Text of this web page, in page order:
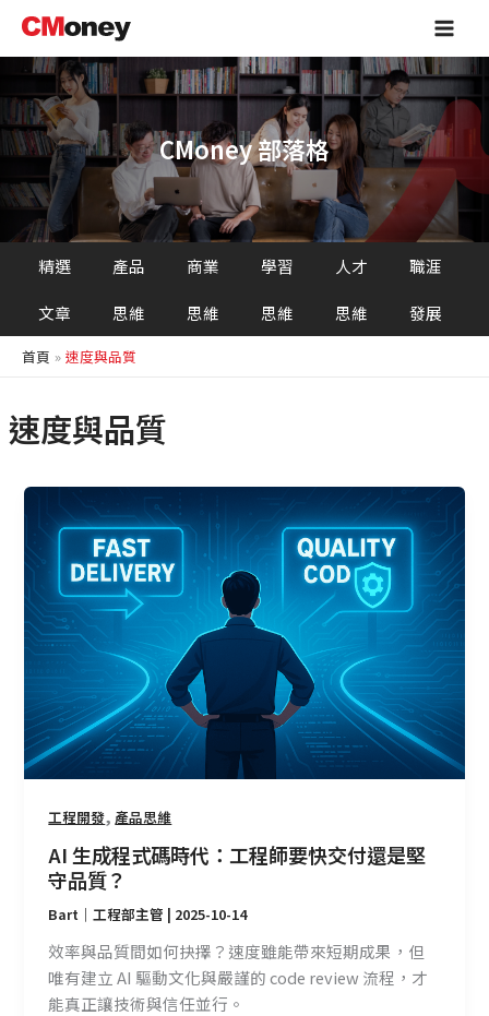
主
容
Main
CMoney 部落格
精選
文章
產品
思維
商業
思維
學習
思維
人才
思維
職涯
發展
首頁 速度與品質
速度與品質
工程開發, 產品思維
AI 生成程式碼時代：工程師要快交付還是堅
守品質？
Bart｜工程部主管 | 2025-10-14
效率與品質間如何抉擇？速度雖能帶來短期成果，但
唯有建立 AI 驅動文化與嚴謹的 code review 流程，才
能真正讓技術與信任並行。
生
式
碼
時
代：
工
程
師
要
快
付
還
是
堅
守
品